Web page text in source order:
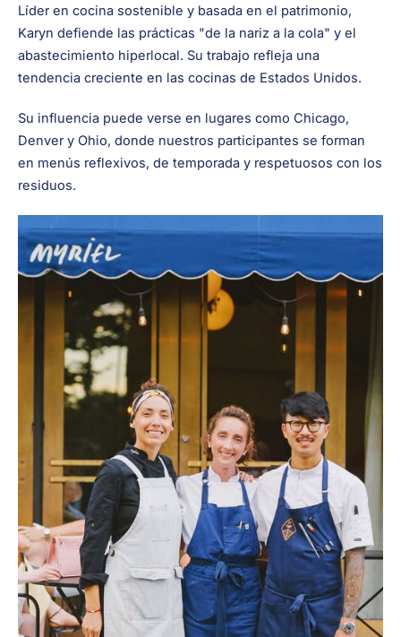
Líder en cocina sostenible y basada en el patrimonio,
Karyn defiende las prácticas "de la nariz a la cola" y el
abastecimiento hiperlocal. Su trabajo refleja una
tendencia creciente en las cocinas de Estados Unidos.
Su influencia puede verse en lugares como Chicago,
Denver y Ohio, donde nuestros participantes se forman
en menús reflexivos, de temporada y respetuosos con los
residuos.